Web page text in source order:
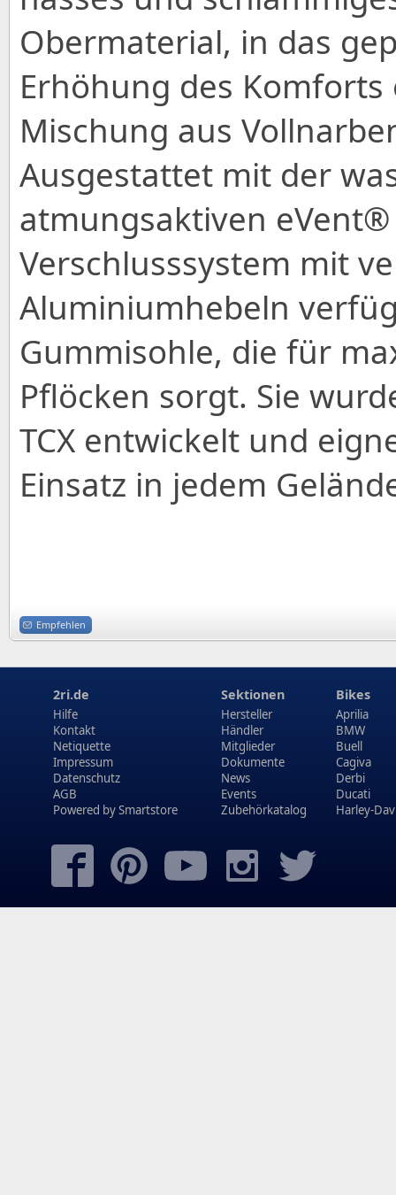
Obermaterial, in das
Erhöhung des
Mischung aus
Ausgestattet mit der
atmungsaktiven
Verschlusssystem mit
Aluminiumhebeln
Gummisohle, die für
Pflöcken sorgt. Sie
TCX entwickelt und
Einsatz in jedem
Empfehlen
2ri.de
Hilfe
Kontakt
Netiquette
Impressum
Datenschutz
AGB
Powered bySmartstore
Sektionen
Hersteller
Händler
Mitglieder
Dokumente
News
Events
Zubehörkatalog
Bikes
Aprilia
BMW
Buell
Cagiva
Derbi
Ducati
Harley-